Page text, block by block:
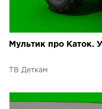
Мультик про Каток.
ТВ Деткам